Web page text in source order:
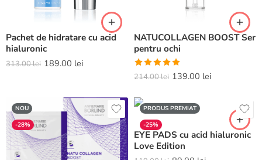
Pachet de hidratare cu acid
hialuronic
313.00lei 189.00 lei
NATUCOLLAGEN BOOST Ser
pentru ochi
Evaluat la
214.00lei 139.00 lei
NOU
-28%
PRODUS PREMIAT
-25%
EYE PADS cu acid hialuronic
Love Edition